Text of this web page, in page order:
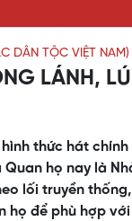
DÂN TỘC VIỆT NAM)
LÁNH,
thức hát
họ nay là
lối truyền
họ để phù hợp